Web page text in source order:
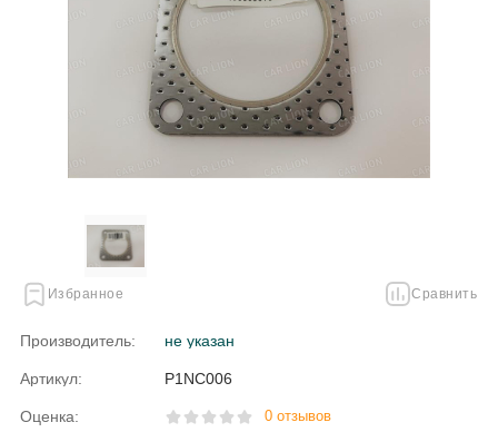
Избранное Сравнить
Производитель: не указан
Артикул: P1NC006
Оценка: 0 отзывов